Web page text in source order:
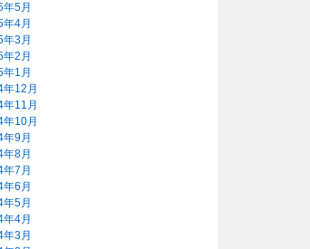
5月
4月
3月
2月
1月
12月
11月
10月
9月
8月
7月
6月
5月
4月
3月